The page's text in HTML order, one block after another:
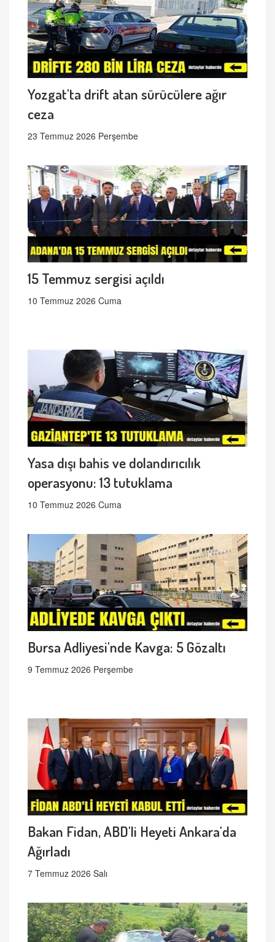
Yozgat'ta drift atan sürücülere ağır
ceza
23 Temmuz 2026 Perşembe
15 Temmuz sergisi açıldı
10 Temmuz 2026 Cuma
Yasa dışı bahis ve dolandırıcılık
operasyonu: 13 tutuklama
10 Temmuz 2026 Cuma
Bursa Adliyesi'nde Kavga: 5 Gözaltı
9 Temmuz 2026 Perşembe
Bakan Fidan, ABD'li Heyeti Ankara'da
Ağırladı
7 Temmuz 2026 Salı